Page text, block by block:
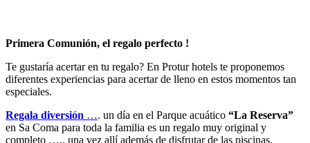
Primera Comunión, el regalo perfecto !
Te gustaría acertar en tu regalo? En Protur hotels te proponemos
diferentes experiencias para acertar de lleno en estos momentos tan
especiales.
Regala diversión …. un día en el Parque acuático “La Reserva”
en Sa Coma para toda la familia es un regalo muy original y
completo ….. una vez allí además de disfrutar de las piscinas,